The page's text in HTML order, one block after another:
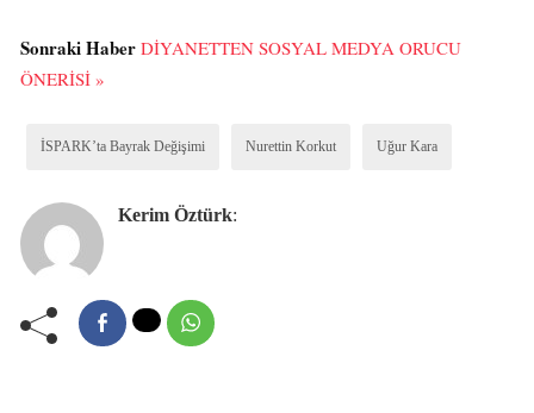
Sonraki Haber DİYANETTEN SOSYAL MEDYA ORUCU
ÖNERİSİ »
İSPARK’ta Bayrak Değişimi Nurettin Korkut Uğur Kara
Kerim Öztürk: